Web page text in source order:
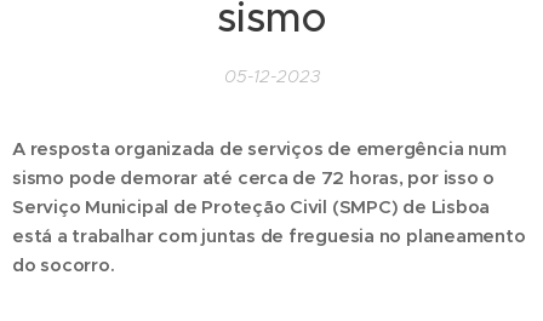
sismo
05-12-2023
A resposta organizada de serviços de emergência num
sismo pode demorar até cerca de 72 horas, por isso o
Serviço Municipal de Proteção Civil (SMPC) de Lisboa
está a trabalhar com juntas de freguesia no planeamento
do socorro.